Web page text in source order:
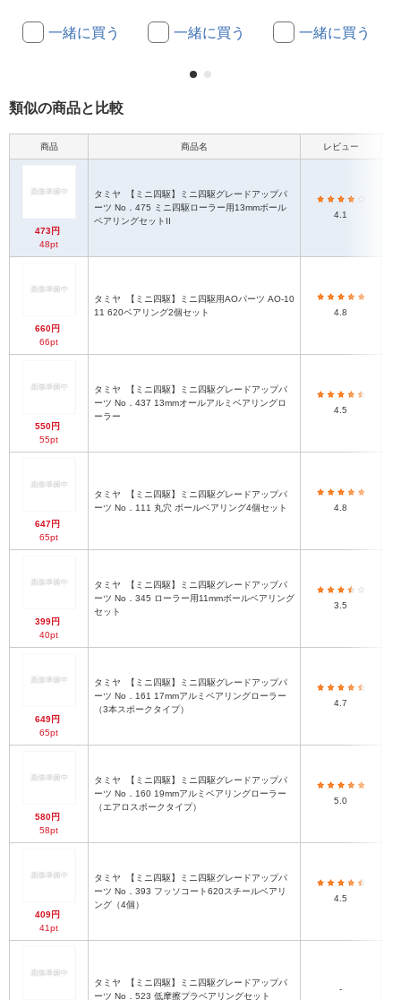
一緒に買う 一緒に買う 一緒に買う
類似の商品と比較
商品 商品名 レビュー
473円
48pt
タミヤ
ーツ No．475 ミニ四駆ローラー用13mmボール
ベアリングセットII
4.1
660円
66pt
タミヤ
11 620ベアリング2個セット
4.8
550円
55pt
タミヤ
ーツ No．437 13mmオールアルミベアリングロ
ーラー
4.5
647円
65pt
タミヤ
ーツ No．111 丸穴 ボールベアリング4個セット
4.8
399円
40pt
タミヤ
ーツ No．345 ローラー用11mmボールベアリング
セット
3.5
649円
65pt
タミヤ
ーツ No．161 17mmアルミベアリングローラー
（3本スポークタイプ）
4.7
580円
58pt
タミヤ
ーツ No．160 19mmアルミベアリングローラー
（エアロスポークタイプ）
5.0
409円
41pt
タミヤ
ーツ No．393 フッソコート620スチールベアリ
ング（4個）
4.5
タミヤ
ーツ No．523 低摩擦プラベアリングセット
-